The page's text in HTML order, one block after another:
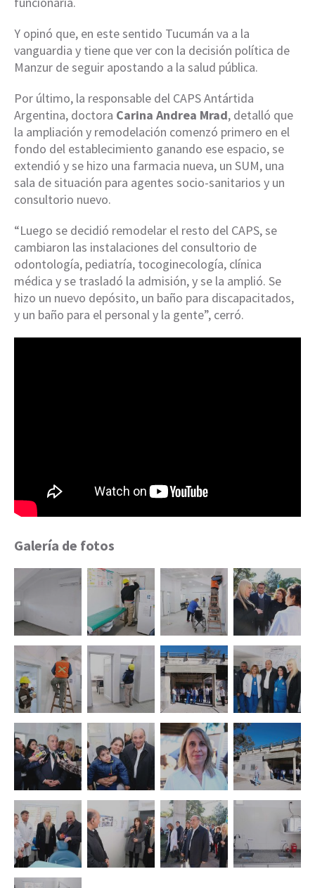
Y opinó que, en este sentido Tucumán va a la
vanguardia y tiene que ver con la decisión política de
Manzur de seguir apostando a la salud pública.
Por último, la responsable del CAPS Antártida
Argentina, doctora Carina Andrea Mrad, detalló que
la ampliación y remodelación comenzó primero en el
fondo del establecimiento ganando ese espacio, se
extendió y se hizo una farmacia nueva, un SUM, una
sala de situación para agentes socio-sanitarios y un
consultorio nuevo.
“Luego se decidió remodelar el resto del CAPS, se
cambiaron las instalaciones del consultorio de
odontología, pediatría, tocoginecología, clínica
médica y se trasladó la admisión, y se la amplió. Se
hizo un nuevo depósito, un baño para discapacitados,
y un baño para el personal y la gente”, cerró.
Galería de fotos